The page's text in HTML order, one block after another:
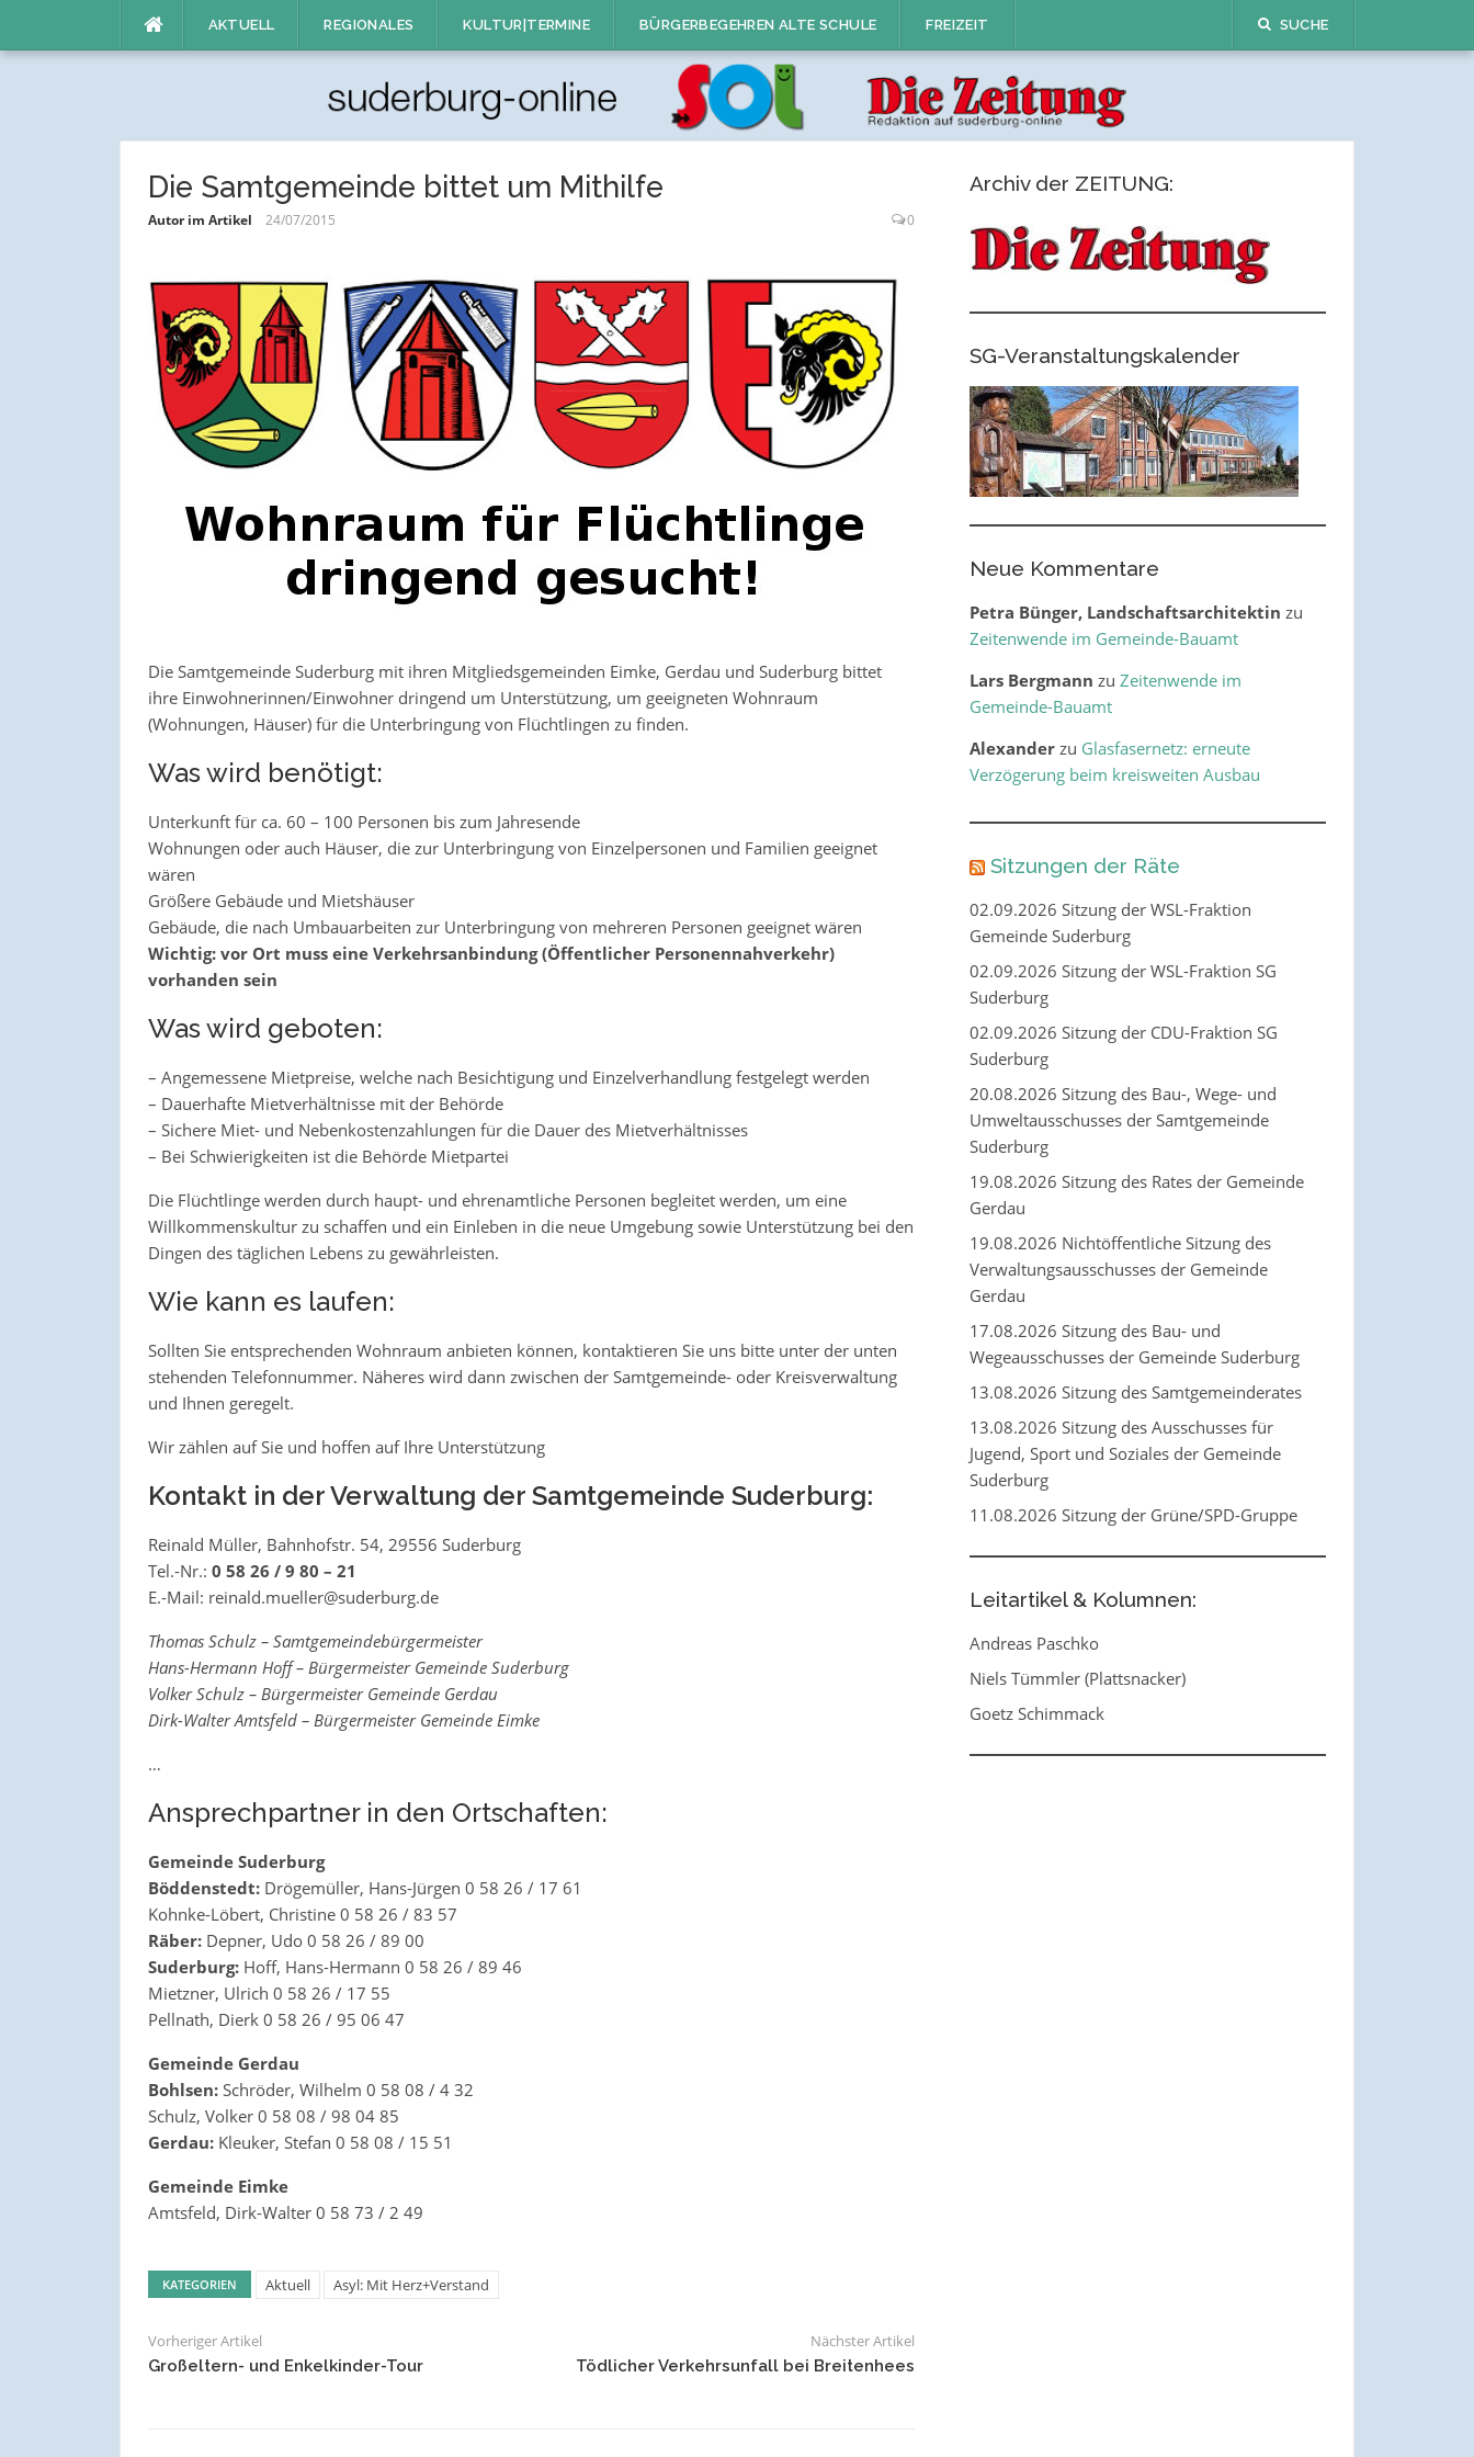
AKTUELL REGIONALES KULTUR|TERMINE BÜRGERBEGEHREN ALTE SCHULE FREIZEIT SUCHE
Die Samtgemeinde bittet um Mithilfe
Autor im Artikel 24/07/2015 0
Die Samtgemeinde Suderburg mit ihren Mitgliedsgemeinden Eimke, Gerdau und Suderburg bittet
ihre Einwohnerinnen/Einwohner dringend um Unterstützung, um geeigneten Wohnraum
(Wohnungen, Häuser) für die Unterbringung von Flüchtlingen zu finden.
Was wird benötigt:
Unterkunft für ca. 60 – 100 Personen bis zum Jahresende
Wohnungen oder auch Häuser, die zur Unterbringung von Einzelpersonen und Familien geeignet
wären
Größere Gebäude und Mietshäuser
Gebäude, die nach Umbauarbeiten zur Unterbringung von mehreren Personen geeignet wären
Wichtig: vor Ort muss eine Verkehrsanbindung (Öffentlicher Personennahverkehr)
vorhanden sein
Was wird geboten:
– Angemessene Mietpreise, welche nach Besichtigung und Einzelverhandlung festgelegt werden
– Dauerhafte Mietverhältnisse mit der Behörde
– Sichere Miet- und Nebenkostenzahlungen für die Dauer des Mietverhältnisses
– Bei Schwierigkeiten ist die Behörde Mietpartei
Die Flüchtlinge werden durch haupt- und ehrenamtliche Personen begleitet werden, um eine
Willkommenskultur zu schaffen und ein Einleben in die neue Umgebung sowie Unterstützung bei den
Dingen des täglichen Lebens zu gewährleisten.
Wie kann es laufen:
Sollten Sie entsprechenden Wohnraum anbieten können, kontaktieren Sie uns bitte unter der unten
stehenden Telefonnummer. Näheres wird dann zwischen der Samtgemeinde- oder Kreisverwaltung
und Ihnen geregelt.
Wir zählen auf Sie und hoffen auf Ihre Unterstützung
Kontakt in der Verwaltung der Samtgemeinde Suderburg:
Reinald Müller, Bahnhofstr. 54, 29556 Suderburg
Tel.-Nr.: 0 58 26 / 9 80 – 21
E.-Mail: reinald.mueller@suderburg.de
Thomas Schulz – Samtgemeindebürgermeister
Hans-Hermann Hoff – Bürgermeister Gemeinde Suderburg
Volker Schulz – Bürgermeister Gemeinde Gerdau
Dirk-Walter Amtsfeld – Bürgermeister Gemeinde Eimke
…
Ansprechpartner in den Ortschaften:
Gemeinde Suderburg
Böddenstedt:Drögemüller, Hans-Jürgen 0 58 26 / 17 61
Kohnke-Löbert, Christine 0 58 26 / 83 57
Räber:Depner, Udo 0 58 26 / 89 00
Suderburg:Hoff, Hans-Hermann 0 58 26 / 89 46
Mietzner, Ulrich 0 58 26 / 17 55
Pellnath, Dierk 0 58 26 / 95 06 47
Gemeinde Gerdau
Bohlsen:Schröder, Wilhelm 0 58 08 / 4 32
Schulz, Volker 0 58 08 / 98 04 85
Gerdau:Kleuker, Stefan 0 58 08 / 15 51
Gemeinde Eimke
Amtsfeld, Dirk-Walter 0 58 73 / 2 49
KATEGORIEN Aktuell Asyl: Mit Herz+Verstand
Vorheriger Artikel
Großeltern- und Enkelkinder-Tour
Nächster Artikel
Tödlicher Verkehrsunfall bei Breitenhees
Archiv der ZEITUNG:
SG-Veranstaltungskalender
Neue Kommentare
Petra Bünger, Landschaftsarchitektin zu
Zeitenwende im Gemeinde-Bauamt
Lars Bergmann zu Zeitenwende im
Gemeinde-Bauamt
Alexanderzu Glasfasernetz: erneute
Verzögerung beim kreisweiten Ausbau
Sitzungen der Räte
02.09.2026 Sitzung der WSL-Fraktion
Gemeinde Suderburg
02.09.2026 Sitzung der WSL-Fraktion SG
Suderburg
02.09.2026 Sitzung der CDU-Fraktion SG
Suderburg
20.08.2026 Sitzung des Bau-, Wege- und
Umweltausschusses der Samtgemeinde
Suderburg
19.08.2026 Sitzung des Rates der Gemeinde
Gerdau
19.08.2026 Nichtöffentliche Sitzung des
Verwaltungsausschusses der Gemeinde
Gerdau
17.08.2026 Sitzung des Bau- und
Wegeausschusses der Gemeinde Suderburg
13.08.2026 Sitzung des Samtgemeinderates
13.08.2026 Sitzung des Ausschusses für
Jugend, Sport und Soziales der Gemeinde
Suderburg
11.08.2026 Sitzung der Grüne/SPD-Gruppe
Leitartikel & Kolumnen:
Andreas Paschko
Niels Tümmler (Plattsnacker)
Goetz Schimmack